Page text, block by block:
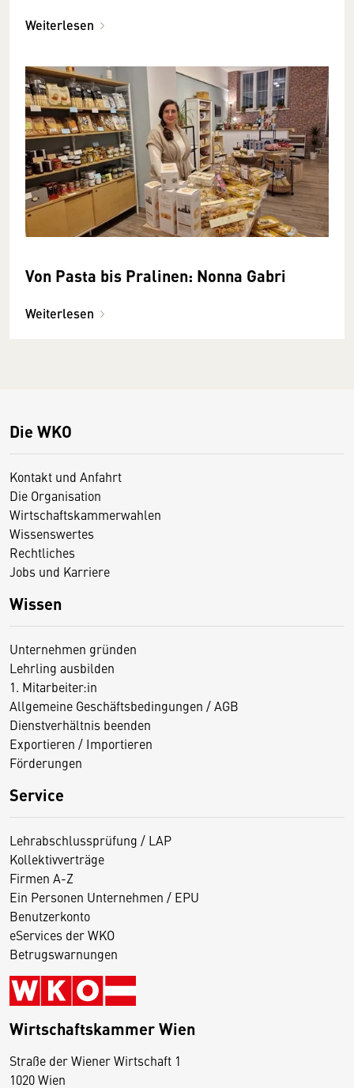
Weiterlesen
Von Pasta bis Pralinen: Nonna Gabri
Weiterlesen
Die WKO
Kontakt und Anfahrt
Die Organisation
Wirtschaftskammerwahlen
Wissenswertes
Rechtliches
Jobs und Karriere
Wissen
Unternehmen gründen
Lehrling ausbilden
1. Mitarbeiter:in
Allgemeine Geschäftsbedingungen / AGB
Dienstverhältnis beenden
Exportieren / Importieren
Förderungen
Service
Lehrabschlussprüfung / LAP
Kollektivverträge
Firmen A-Z
Ein Personen Unternehmen / EPU
Benutzerkonto
eServices der WKO
Betrugswarnungen
Wirtschaftskammer Wien
Straße der Wiener Wirtschaft 1
1020 Wien